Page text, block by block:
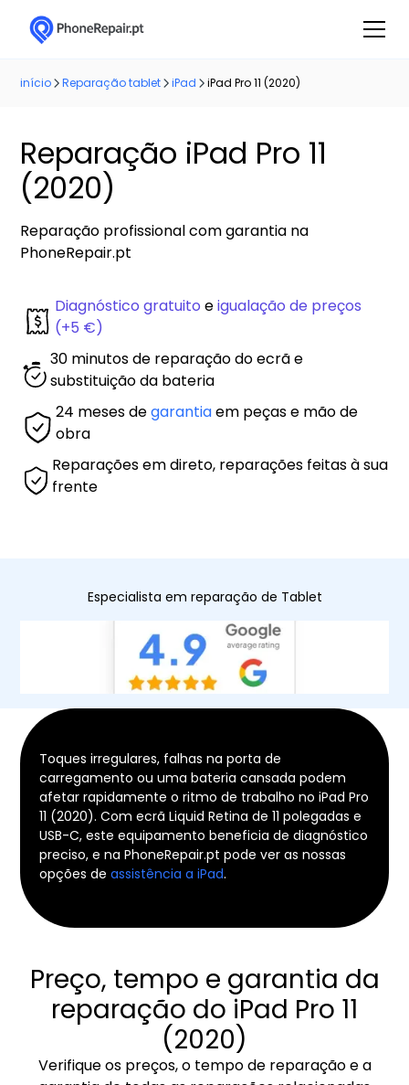
início Reparação tablet iPad iPad Pro 11 (2020)
Reparação iPad Pro 11
(2020)
Reparação profissional com garantia na
PhoneRepair.pt
Diagnóstico gratuito eigualação de preços
(+5 €)
30 minutos de reparação do ecrã e
substituição da bateria
24 meses degarantiaem peças e mão de
obra
Reparações em direto, reparações feitas à sua
frente
Especialista em reparação de Tablet
Toques irregulares, falhas na porta de
carregamento ou uma bateria cansada podem
afetar rapidamente o ritmo de trabalho no iPad Pro
11 (2020). Com ecrã Liquid Retina de 11 polegadas e
USB-C, este equipamento beneficia de diagnóstico
preciso, e na PhoneRepair.pt pode ver as nossas
opções de assistência a iPad.
Preço, tempo e garantia da
reparação do iPad Pro 11
(2020)
Verifique os preços, o tempo de reparação e a